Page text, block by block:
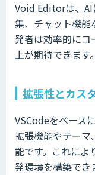
Void Editorは、AI
集、チャット機能
発者は効率的にコ
上が期待できます。
拡張性とカス
VSCodeをベース
拡張機能やテーマ
能です。これによ
発環境を構築でき